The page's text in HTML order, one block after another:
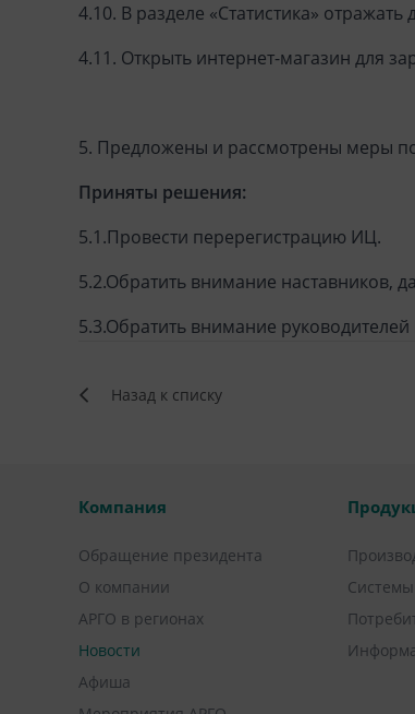
4.10. В разделе «Статистика» отражать
4.11. Открыть интернет-магазин для
5. Предложены и рассмотрены меры
Приняты решения:
5.1.Провести перерегистрацию ИЦ.
5.2.Обратить внимание
5.3.Обратить внимание
Назад к списку
Компания
Обращение президента
О компании
АРГО в регионах
Новости
Афиша